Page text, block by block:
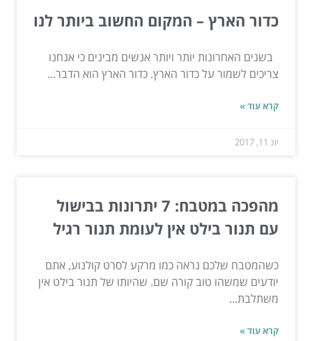
כדור הארץ – המקום החשוב ביותר לנו
בשנים האחרונות יותר ויותר אנשים מבינים כי אנחנו
צריכים לשמור על כדור הארץ. כדור הארץ הוא הדבר...
קרא עוד »
יונ 11, 2017
מהפכה במטבח: 7 יתרונות בבישול
עם תנור בילט אין לעומת תנור רגיל
כשהמטבח שלכם נראה כמו מרקע לסרט קולנוע, אתם
יודעים שמשהו טוב קורה שם. שהיותו של תנור בילט אין
משתלבת...
קרא עוד »